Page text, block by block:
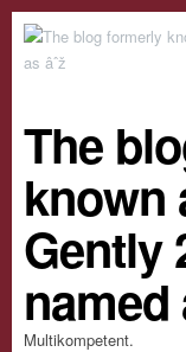
The
known
Gently
named
Multikompetent.